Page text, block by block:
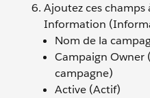
Ajoutez ces champs
Information
Nom de la
Campaign Owner
campagne)
Active (Actif)